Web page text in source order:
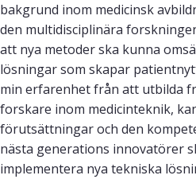
bakgrund inom medicinsk
den multidisciplinära
att nya metoder ska kunna
lösningar som skapar
min erfarenhet från att utbilda
forskare inom medicinteknik,
förutsättningar och den
nästa generations innovatörer
implementera nya tekniska